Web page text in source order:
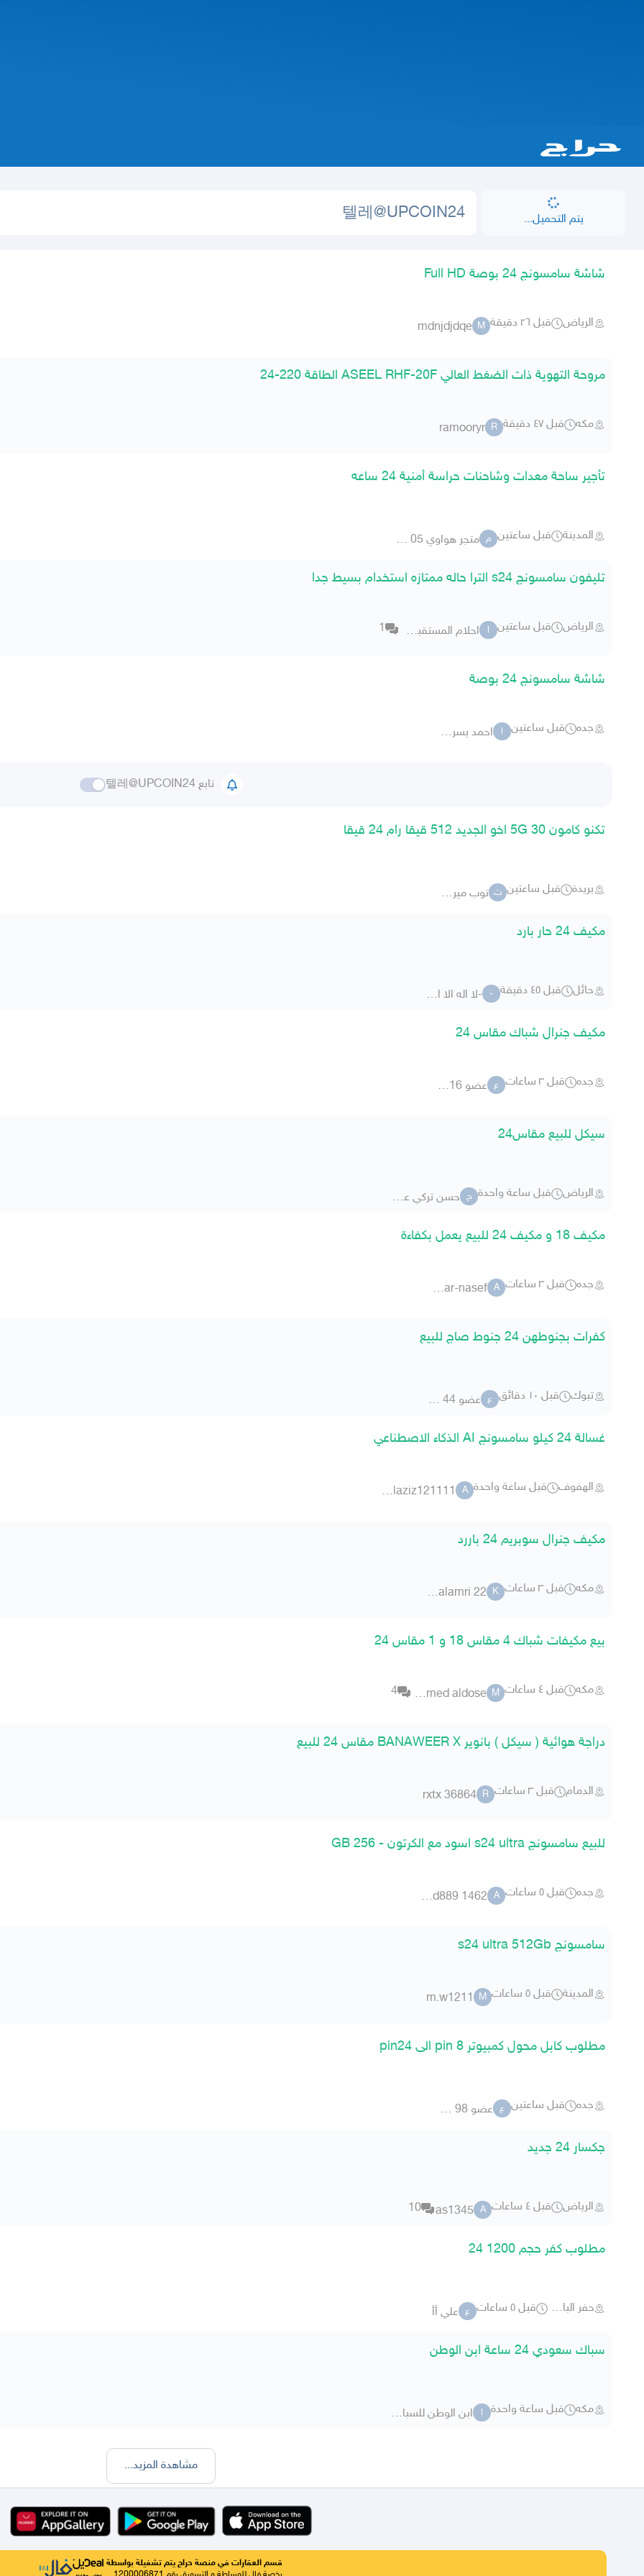
يتم التحميل...
شاشة سامسونج 24 بوصة Full HD
الرياض قبل ٢٦ دقيقة M
mdnjdjdqe
مروحة التهوية ذات الضغط العالي ASEEL RHF-20F الطاقة 220-24
مكه قبل ٤٧ دقيقة R
ramooryr
تأجير ساحة معدات وشاحنات حراسة أمنية 24 ساعه
المدينة قبل ساعتين م متجر هواوي 05 نصاب انتبهوا
تليفون سامسونج s24 الترا حاله ممتازه استخدام بسيط جدا
الرياض قبل ساعتين ا احلام المستقبل العقارية 1
شاشة سامسونج 24 بوصة
جده قبل ساعتين ا احمد يسري 77042
تابع 텔레@UPCOIN24
تكنو كامون 30 5G اخو الجديد 512 قيقا رام 24 قيقا
بريدة قبل ساعتين ت توب ميرش
مكيف 24 حار بارد
حائل قبل ٤٥ دقيقة - -لا اله الا الله 1
مكيف جنرال شباك مقاس 24
جده قبل ٣ ساعات ع عضو 478416
سيكل للبيع مقاس24
الرياض قبل ساعة واحدة ح حسن تركي عتين
مكيف 18 و مكيف 24 للبيع يعمل بكفاءة
جده قبل ٣ ساعات A
ammar-nasef
كفرات بجنوطهن 24 جنوط صاج للبيع
تبوك قبل ١٠ دقائق ع عضو 44 8187
غسالة 24 كيلو سامسونج AI الذكاء الاصطناعي
الهفوف قبل ساعة واحدة A
abdulaziz121111
مكيف جنرال سوبريم 24 باررد
مكه قبل ٣ ساعات K
khalidalamri 22
بيع مكيفات شباك 4 مقاس 18 و 1 مقاس 24
مكه قبل ٤ ساعات M
mohammed aldose
4
دراجة هوائية ( سيكل ) بانوير BANAWEER X مقاس 24 للبيع
الدمام قبل ٣ ساعات R
rxtx 36864
للبيع سامسونج s24 ultra اسود مع الكرتون - 256 GB
جده قبل ٥ ساعات A
abo ahmed889 1462
سامسونج s24 ultra 512Gb
المدينة قبل ٥ ساعات M
m.w1211
مطلوب كابل محول كمبيوتر pin 8 الى pin24
جده قبل ساعتين ع عضو 98 39736
جكسار 24 جديد
الرياض قبل ٤ ساعات A
as1345
10
مطلوب كفر حجم 1200 24
حفر الباطن قبل ٥ ساعات ع علي أأ
سباك سعودي 24 ساعة ابن الوطن
مكه قبل ساعة واحدة ا ابن الوطن للسباكة والكهرباء
مشاهدة المزيد...
قسم العقارات في منصة حراج يتم تشغيلة بواسطة